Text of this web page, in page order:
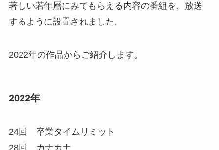
著しい若年層にみてもらえる内容の番組を、放送
するように設置されました。
2022年の作品からご紹介します。
2022年
24回 卒業タイムリミット
28回 カナカナ